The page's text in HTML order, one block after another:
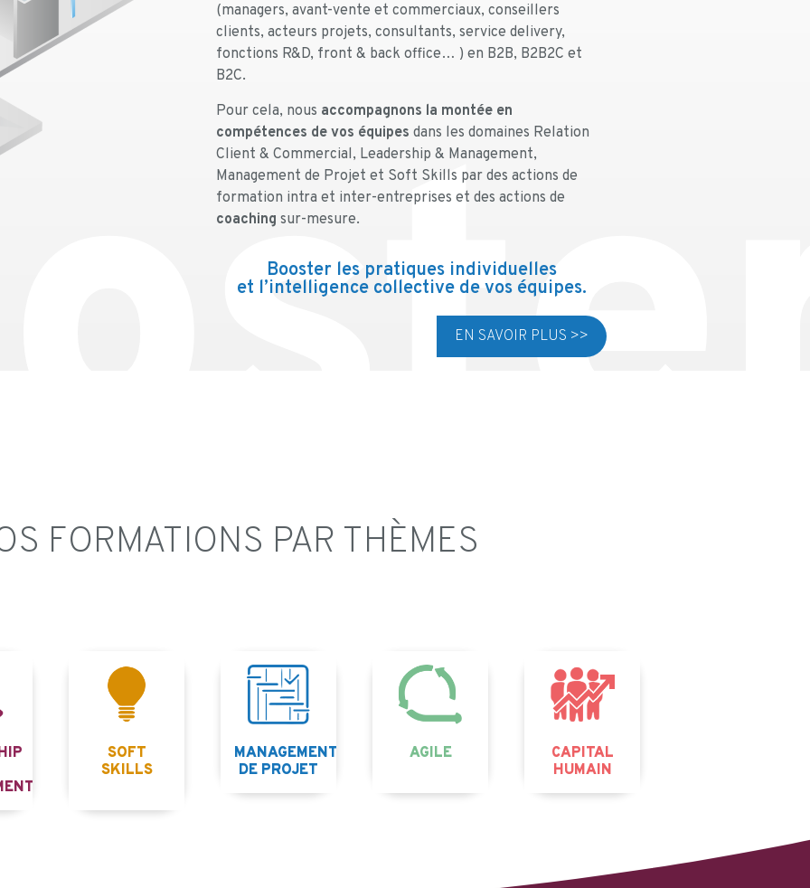
(managers, avant-vente et commerciaux, conseillers
clients, acteurs projets, consultants, service delivery,
fonctions R&D, front & back office… ) en B2B, B2B2C et
B2C.
Pour cela, nous accompagnons la montée en
compétences de vos équipes dans les domaines Relation
Client & Commercial, Leadership & Management,
Management de Projet et Soft Skills par des actions de
formation intra et inter-entreprises et des actions de
coaching sur-mesure.
Booster les pratiques individuelles
et l’intelligence collective de vos équipes.
EN SAVOIR PLUS >>
FORMATIONS PAR THÈMES
SOFT
SKILLS
MANAGEMENT
DE PROJET
AGILE
CAPITAL
HUMAIN